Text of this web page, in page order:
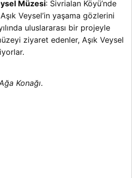
Müzesi: Sivrialan Köyü’nde
Veysel’in yaşama gözlerini
uluslararası bir projeyle
ziyaret edenler, Aşık Veysel
Konağı.